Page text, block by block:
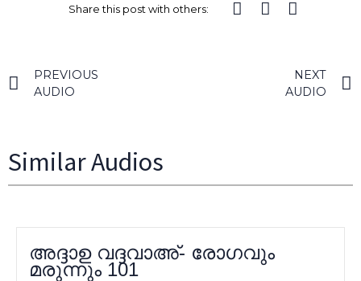
Share this post with others:
PREVIOUS
AUDIO
NEXT
AUDIO
Similar Audios
അദ്ദാഉ വദ്ദവാഅ്- രോഗവും
മരുന്നും 101